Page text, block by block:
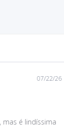
08/06/26